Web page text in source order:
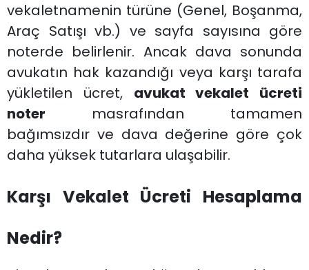
vekaletnamenin türüne (Genel, Boşanma,
Araç Satışı vb.) ve sayfa sayısına göre
noterde belirlenir. Ancak dava sonunda
avukatın hak kazandığı veya karşı tarafa
yükletilen ücret, avukat vekalet ücreti
noter masrafından tamamen
bağımsızdır ve dava değerine göre çok
daha yüksek tutarlara ulaşabilir.
Karşı Vekalet Ücreti Hesaplama
Nedir?